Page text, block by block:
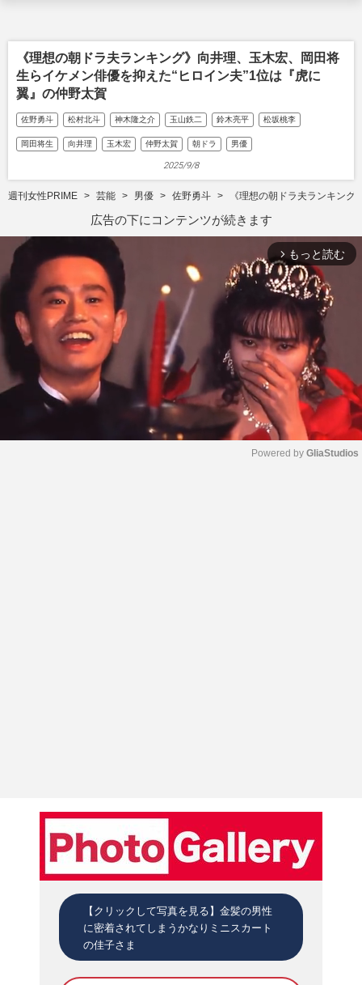
《理想の朝ドラ夫ランキング》向井理、玉木宏、岡田将
生らイケメン俳優を抑えた“ヒロイン夫”1位は『虎に
翼』の仲野太賀
佐野勇斗 松村北斗 神木隆之介 玉山鉄二 鈴木亮平 松坂桃李
岡田将生 向井理 玉木宏 仲野太賀 朝ドラ 男優
2025/9/8
週刊女性PRIME 芸能 男優 佐野勇斗 《理想の朝ドラ夫ランキン
広告の下にコンテンツが続きます
arrow_forward_ios もっと読む
Powered by GliaStudios
【クリックして写真を見る】金髪の男性
に密着されてしまうかなりミニスカート
の佳子さま